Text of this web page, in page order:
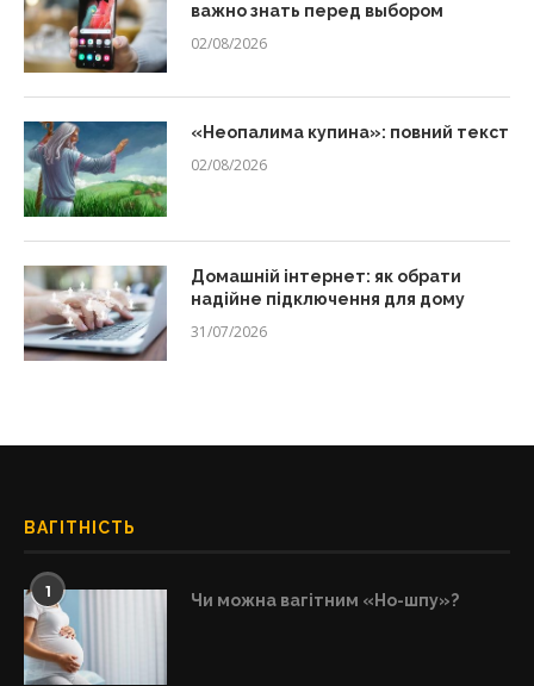
важно знать перед выбором
02/08/2026
«Неопалима купина»: повний текст
02/08/2026
Домашній інтернет: як обрати
надійне підключення для дому
31/07/2026
ВАГІТНІСТЬ
1 Чи можна вагітним «Но-шпу»?